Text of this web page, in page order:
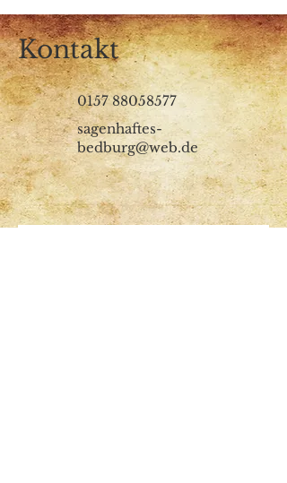
Kontakt
0157 88058577
sagenhaftes-
bedburg@web.de